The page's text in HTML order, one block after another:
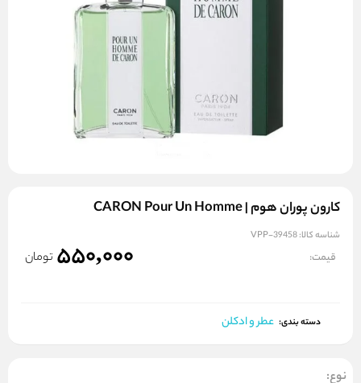
کارون پوران هوم | CARON Pour Un Homme
شناسه کالا:VPP-39458
قیمت: 550,000 تومان
دسته بندی: عطر و ادکلن
نوع: